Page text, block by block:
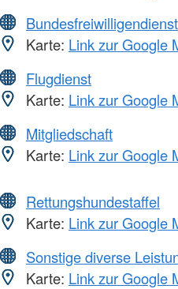
Bundesfreiwilligendienst
Karte: Link zur Google
Flugdienst
Karte: Link zur Google
Mitgliedschaft
Karte: Link zur Google
Rettungshundestaffel
Karte: Link zur Google
Sonstige diverse
Karte: Link zur Google